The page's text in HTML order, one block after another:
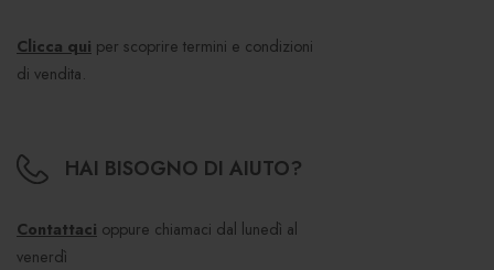
Clicca qui per scoprire termini e condizioni
di vendita.
HAI BISOGNO DI AIUTO?
Contattaci oppure chiamaci dal lunedì al
venerdì